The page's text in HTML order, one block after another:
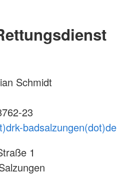
Schmidt
23
badsalzungen(dot)de
1